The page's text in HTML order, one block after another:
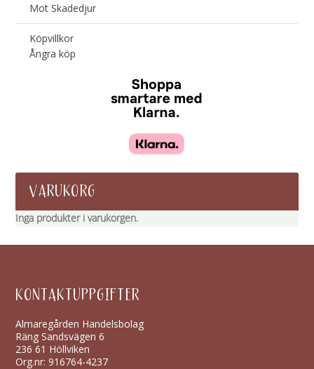
Mot Skadedjur
Köpvillkor
Ångra köp
VARUKORG
Inga produkter i varukorgen.
KONTAKTUPPGIFTER
Almaregården Handelsbolag
Räng Sandsvägen 6
236 61 Höllviken
Org.nr: 916764-4237